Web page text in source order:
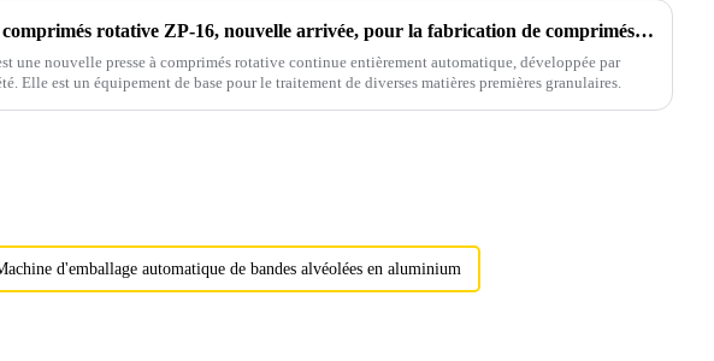
Presse à comprimés rotative ZP-16, nouvelle arrivée, pour la fabrication de comprimés de grande taille
une nouvelle presse à comprimés rotative continue entièrement automatique, développée par
Elle est un équipement de base pour le traitement de diverses matières premières granulaires.
d'emballage automatique de bandes alvéolées en aluminium